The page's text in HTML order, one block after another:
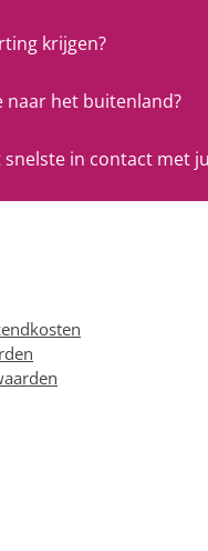
krijgen?
naar het buitenland?
in contact met